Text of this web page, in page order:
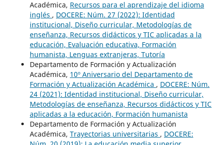
Académica, Recursos para el aprendizaje del idioma
inglés , DOCERE: Núm. 27 (2022): Identidad
institucional, Diseño curricular, Metodologías de
enseñanza, Recursos didácticos y TIC aplicadas a la
educación, Evaluación educativa, Formación
humanista, Lenguas extranjeras, Tutoría
Departamento de Formación y Actualización
Académica, 10º Aniversario del Departamento de
Formación y Actualización Académica , DOCERE: Núm.
24 (2021): Identidad institucional, Diseño curricular,
Metodologías de enseñanza, Recursos didácticos y TIC
aplicadas a la educación, Formación humanista
Departamento de Formación y Actualización
Académica, Trayectorias universitarias , DOCERE: